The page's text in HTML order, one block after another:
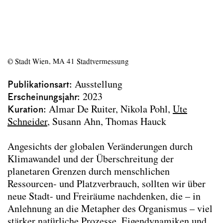
© Stadt Wien, MA 41 Stadtvermessung
Publikationsart Ausstellung
Erscheinungsjahr 2023
Kuration Almar De Ruiter Nikola Pohl Ute
Schneider Susann Ahn, Thomas Hauck
Angesichts der globalen Veränderungen durch
Klimawandel und der Überschreitung der
planetaren Grenzen durch menschlichen
Ressourcen- und Platzverbrauch, sollten wir über
neue Stadt- und Freiräume nachdenken, die – in
Anlehnung an die Metapher des Organismus – viel
Eisenstadt
Living 2060
Prishtina
Zwischenstand der Zwischenstadt
Vienna Biennale for Change 2021
Bücher
Textbeiträge
Publikationen im Lehrkontext
Projektarchiv